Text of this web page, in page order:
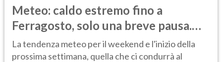
Meteo: caldo estremo fino a
Ferragosto, solo una breve pausa.
Ecco dove
La tendenza meteo per il weekend e l'inizio della
prossima settimana, quella che ci condurrà al